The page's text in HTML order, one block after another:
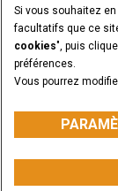
Annonces légales
Avis de confidentialité
CASE Construction
Si vous souhaitez
facultatifs que ce
cookies", puis
préférences.
Vous pourrez